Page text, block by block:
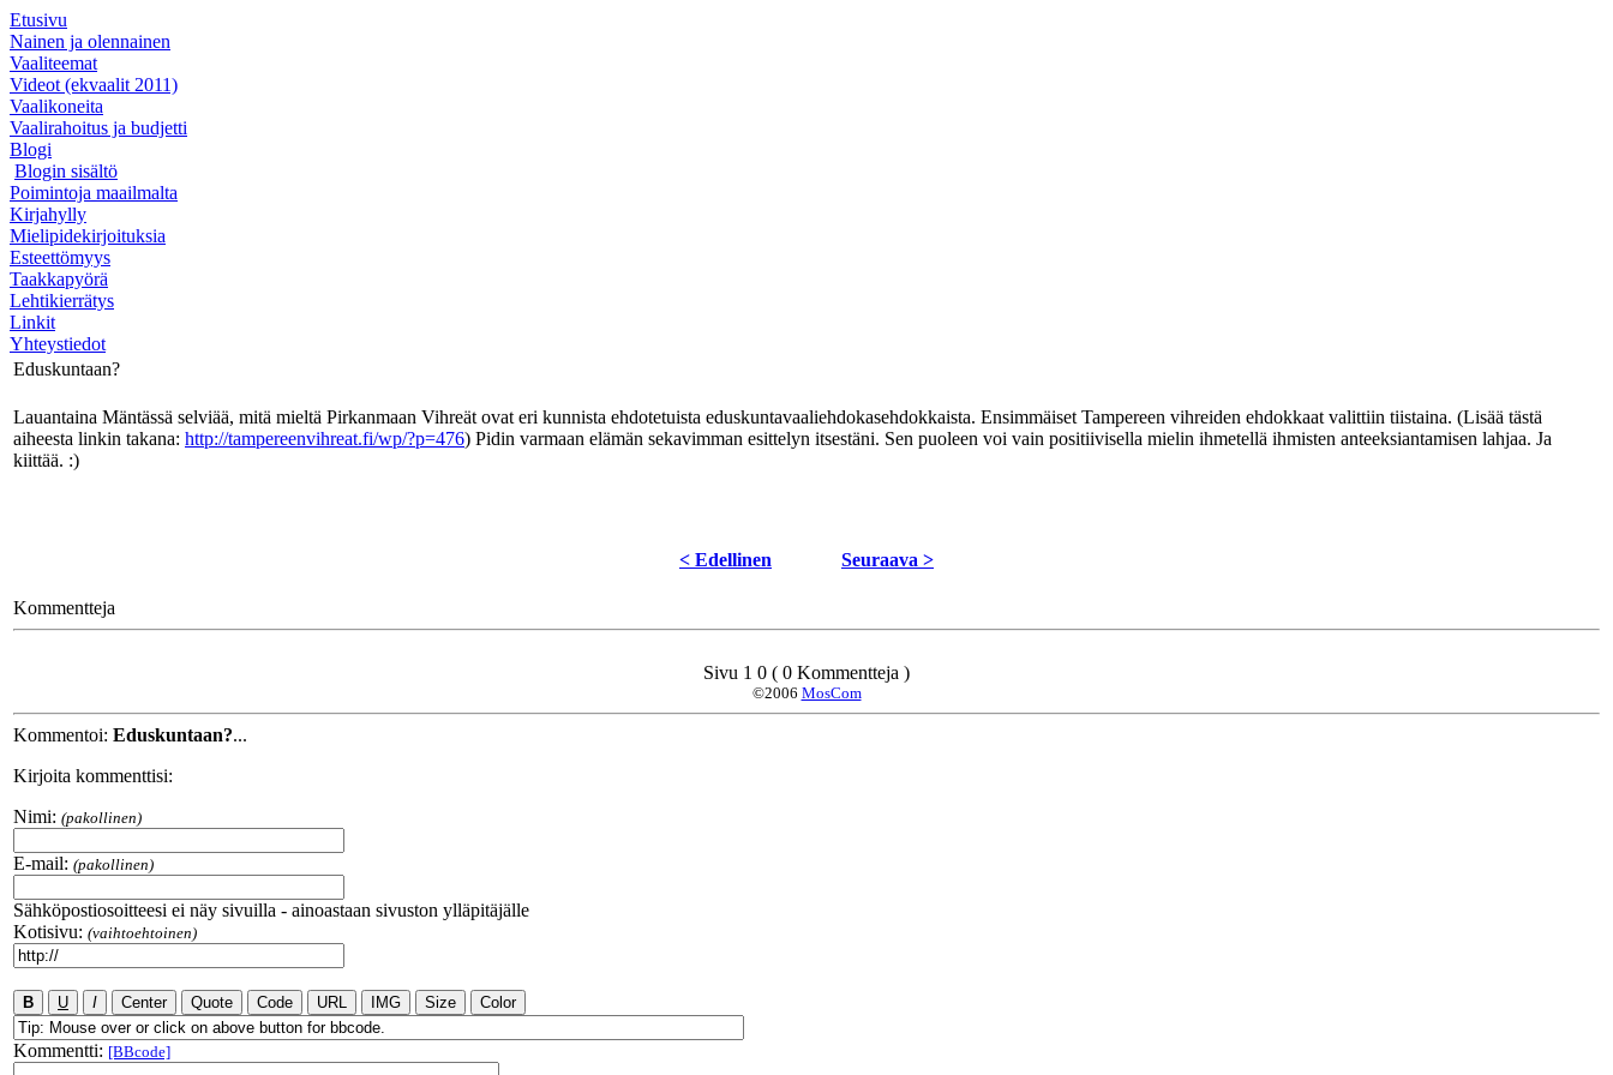
Etusivu
Nainen ja olennainen
Vaaliteemat
Videot (ekvaalit 2011)
Vaalikoneita
Vaalirahoitus ja budjetti
Blogi
Blogin sisältö
Poimintoja maailmalta
Kirjahylly
Mielipidekirjoituksia
Esteettömyys
Taakkapyörä
Lehtikierrätys
Linkit
Yhteystiedot
Eduskuntaan?
Lauantaina Mäntässä selviää, mitä mieltä Pirkanmaan Vihreät ovat eri kunnista ehdotetuista eduskuntavaaliehdokasehdokkaista. Ensimmäiset Tampereen vihreiden ehdokkaat valittiin tiistaina. (Lisää tästä
aiheesta linkin takana: http://tampereenvihreat.fi/wp/?p=476) Pidin varmaan elämän sekavimman esittelyn itsestäni. Sen puoleen voi vain positiivisella mielin ihmetellä ihmisten anteeksiantamisen lahjaa. Ja
kiittää. :)
< Edellinen Seuraava >
Kommentteja
Sivu 1 0 ( 0 Kommentteja )
©2006 MosCom
Kommentoi: Eduskuntaan?...
Kirjoita kommenttisi:
Nimi: (pakollinen)
E-mail: (pakollinen)
Sähköpostiosoitteesi ei näy sivuilla - ainoastaan sivuston ylläpitäjälle
Kotisivu: (vaihtoehtoinen)
Kommentti: [BBcode]